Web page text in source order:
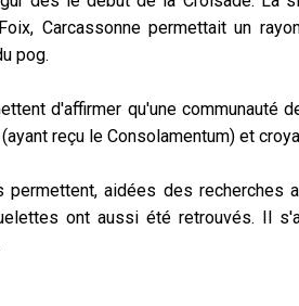
Carcassonne permettait un
pog.
d'affirmer qu'une communauté
reçu le Consolamentum) et
aidées des recherches
ont aussi été retrouvés. Il